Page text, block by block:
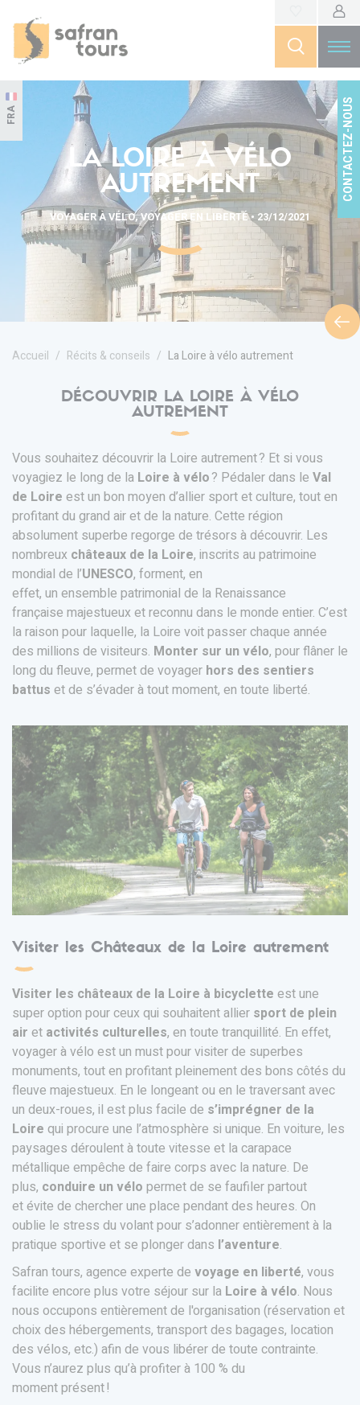
FRA CONTACTEZ-NOUS
LA LOIRE À VÉLO
AUTREMENT
VOYAGER À VÉLO, VOYAGER EN LIBERTÉ • 23/12/2021
Accueil Récits & conseils La Loire à vélo autrement
DÉCOUVRIR LA LOIRE À VÉLO
AUTREMENT
Vous souhaitez découvrir la Loire autrement ? Et si vous
voyagiez le long de la Loire à vélo? Pédaler dans le Val
de Loire est un bon moyen d’allier sport et culture, tout en
profitant du grand air et de la nature. Cette région
absolument superbe regorge de trésors à découvrir. Les
nombreux châteaux de la Loire, inscrits au patrimoine
mondial de l’UNESCO, forment, en
effet, un ensemble patrimonial de la Renaissance
française majestueux et reconnu dans le monde entier. C’est
la raison pour laquelle, la Loire voit passer chaque année
des millions de visiteurs. Monter sur un vélo, pour flâner le
long du fleuve, permet de voyager hors des sentiers
battus et de s’évader à tout moment, en toute liberté.
Visiter les Châteaux de la Loire autrement
Visiter les châteaux de la Loire à bicyclette est une
super option pour ceux qui souhaitent allier sport de plein
air et activités culturelles, en toute tranquillité. En effet,
voyager à vélo est un must pour visiter de superbes
monuments, tout en profitant pleinement des bons côtés du
fleuve majestueux. En le longeant ou en le traversant avec
un deux-roues, il est plus facile de s’imprégner de la
Loire qui procure une l’atmosphère si unique. En voiture, les
paysages déroulent à toute vitesse et la carapace
métallique empêche de faire corps avec la nature. De
plus, conduire un vélo permet de se faufiler partout
et évite de chercher une place pendant des heures. On
oublie le stress du volant pour s’adonner entièrement à la
pratique sportive et se plonger dans l’aventure.
Safran tours, agence experte de voyage en liberté, vous
facilite encore plus votre séjour sur la Loire à vélo. Nous
nous occupons entièrement de l'organisation (réservation et
choix des hébergements, transport des bagages, location
des vélos, etc.) afin de vous libérer de toute contrainte.
Vous n’aurez plus qu’à profiter à 100 % du
moment présent !